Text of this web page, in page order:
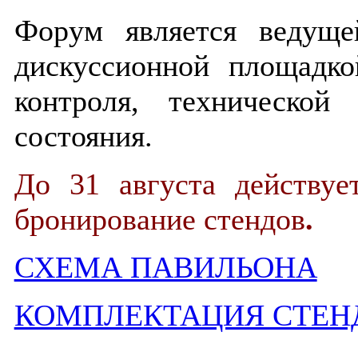
Форум является
дискуссионной
контроля,
состояния.
До 31 августа
бронирование стендов.
СХЕМА ПАВИЛЬОНА
КОМПЛЕКТАЦИЯ